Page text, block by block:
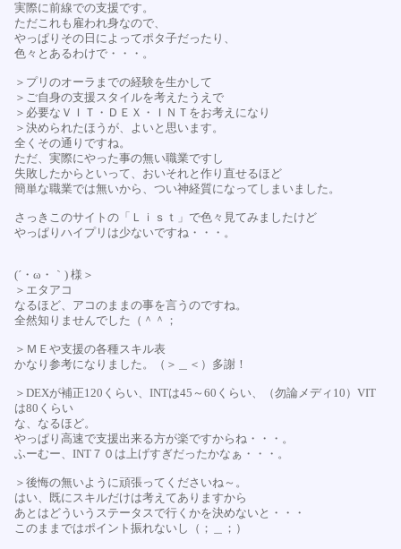
実際に前線での支援です。
ただこれも雇われ身なので、
やっぱりその日によってポタ子だったり、
色々とあるわけで・・・。
＞プリのオーラまでの経験を生かして
＞ご自身の支援スタイルを考えたうえで
＞必要なＶＩＴ・ＤＥＸ・ＩＮＴをお考えになり
＞決められたほうが、よいと思います。
全くその通りですね。
ただ、実際にやった事の無い職業ですし
失敗したからといって、おいそれと作り直せるほど
簡単な職業では無いから、つい神経質になってしまいました。
さっきこのサイトの「Ｌｉｓｔ」で色々見てみましたけど
やっぱりハイプリは少ないですね・・・。
(´・ω・｀) 様＞
＞エタアコ
なるほど、アコのままの事を言うのですね。
全然知りませんでした（＾＾；
＞ＭＥや支援の各種スキル表
かなり参考になりました。（＞＿＜）多謝！
＞DEXが補正120くらい、INTは45～60くらい、（勿論メディ10）VIT
は80くらい
な、なるほど。
やっぱり高速で支援出来る方が楽ですからね・・・。
ふーむー、INT７０は上げすぎだったかなぁ・・・。
＞後悔の無いように頑張ってくださいね～。
はい、既にスキルだけは考えてありますから
あとはどういうステータスで行くかを決めないと・・・
このままではポイント振れないし（；＿；）